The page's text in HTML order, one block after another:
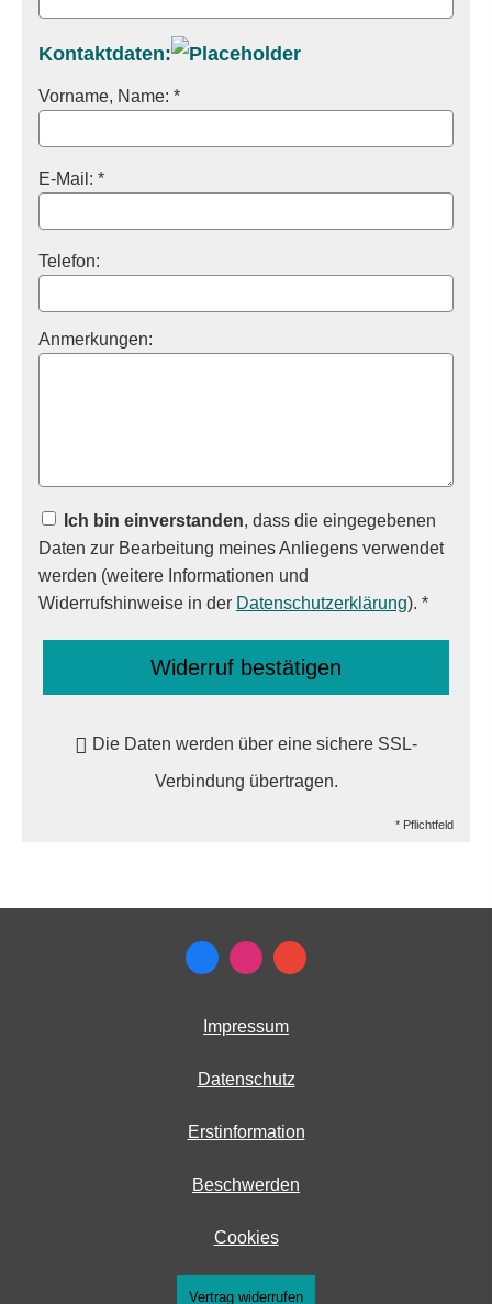
Kontaktdaten:
Vorname, Name: *
E-Mail: *
Telefon:
Anmerkungen:
Ich bin einverstanden, dass die eingegebenen
Daten zur Bearbeitung meines Anliegens verwendet
werden (weitere Informationen und
Widerrufshinweise in der Datenschutzerklärung). *
Widerruf bestätigen
Die Daten werden über eine sichere SSL-
Verbindung übertragen.
* Pflichtfeld
Impressum
Datenschutz
Erstinformation
Beschwerden
Cookies
Vertrag widerrufen